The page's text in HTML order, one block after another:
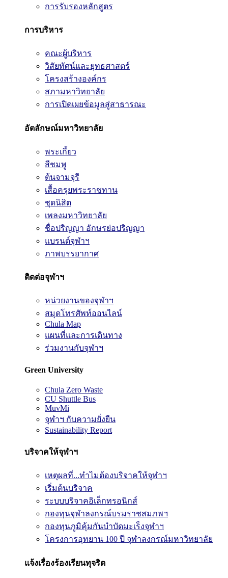
การรับรองหลักสูตร
การบริหาร
คณะผู้บริหาร
วิสัยทัศน์และยุทธศาสตร์
โครงสร้างองค์กร
สภามหาวิทยาลัย
การเปิดเผยข้อมูลสู่สาธารณะ
อัตลักษณ์มหาวิทยาลัย
พระเกี้ยว
สีชมพู
ต้นจามจุรี
เสื้อครุยพระราชทาน
ชุดนิสิต
เพลงมหาวิทยาลัย
ชื่อปริญญา อักษรย่อปริญญา
แบรนด์จุฬาฯ
ภาพบรรยากาศ
ติดต่อจุฬาฯ
หน่วยงานของจุฬาฯ
สมุดโทรศัพท์ออนไลน์
Chula Map
แผนที่และการเดินทาง
ร่วมงานกับจุฬาฯ
Green University
Chula Zero Waste
CU Shuttle Bus
MuvMi
จุฬาฯ กับความยั่งยืน
Sustainability Report
บริจาคให้จุฬาฯ
เหตุผลที่...ทำไมต้องบริจาคให้จุฬาฯ
เริ่มต้นบริจาค
ระบบบริจาคอิเล็กทรอนิกส์
กองทุนจุฬาลงกรณ์บรมราชสมภพฯ
กองทุนภูมิคุ้มกันบำบัดมะเร็งจุฬาฯ
โครงการอุทยาน 100 ปี จุฬาลงกรณ์มหาวิทยาลัย
แจ้งเรื่องร้องเรียนทุจริต